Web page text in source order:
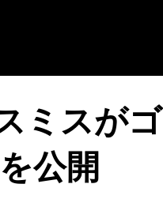
ミスがゴ
公開